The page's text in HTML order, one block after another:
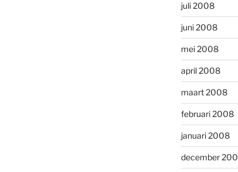
juli 2008
juni 2008
mei 2008
april 2008
maart 2008
februari 2008
januari 2008
december